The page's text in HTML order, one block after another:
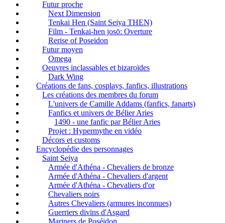
Futur proche
Next Dimension
Tenkai Hen (Saint Seiya THEN)
Film - Tenkai-hen josō: Overture
Rerise of Poseidon
Futur moyen
Omega
Oeuvres inclassables et bizaroïdes
Dark Wing
Créations de fans, cosplays, fanfics, illustrations
Les créations des membres du forum
L'univers de Camille Addams (fanfics, fanarts)
Fanfics et univers de Bélier Aries
1490 - une fanfic par Bélier Aries
Projet : Hypermythe en vidéo
Décors et customs
Encyclopédie des personnages
Saint Seiya
Armée d'Athéna - Chevaliers de bronze
Armée d'Athéna - Chevaliers d'argent
Armée d'Athéna - Chevaliers d'or
Chevaliers noirs
Autres Chevaliers (armures inconnues)
Guerriers divins d'Asgard
Mariners de Poséidon